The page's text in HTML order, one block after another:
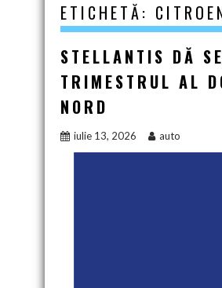
ETICHETĂ:
STELLANTIS DĂ
TRIMESTRUL AL
NORD
iulie 13, 2026 auto